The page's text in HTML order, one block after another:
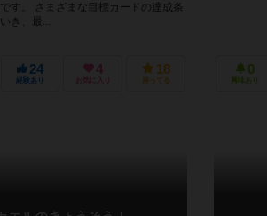
す。 さまざまな目標カードの達成条
き、最...
24
経験あり
4
お気に入り
18
持ってる
0
興味あり